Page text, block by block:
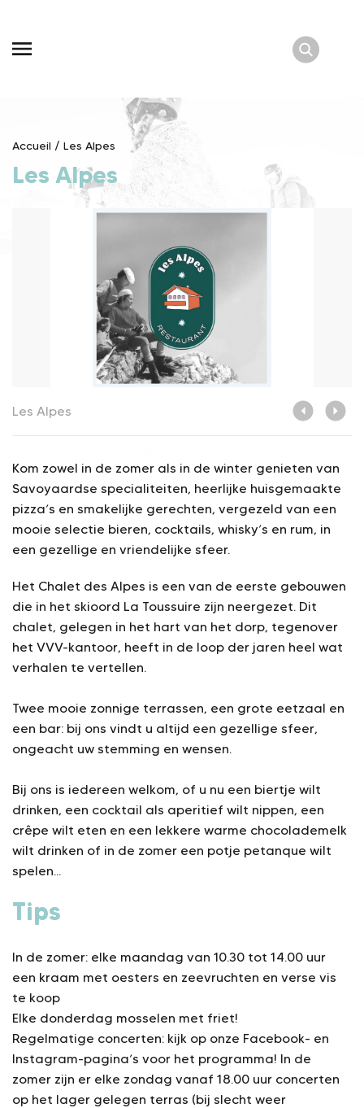
content
Accueil / Les Alpes
Les Alpes
Les Alpes
Kom zowel in de zomer als in de winter genieten van
Savoyaardse specialiteiten, heerlijke huisgemaakte
pizza’s en smakelijke gerechten, vergezeld van een
mooie selectie bieren, cocktails, whisky’s en rum, in
een gezellige en vriendelijke sfeer.
Het Chalet des Alpes is een van de eerste gebouwen
die in het skioord La Toussuire zijn neergezet. Dit
chalet, gelegen in het hart van het dorp, tegenover
het VVV-kantoor, heeft in de loop der jaren heel wat
verhalen te vertellen.
Twee mooie zonnige terrassen, een grote eetzaal en
een bar: bij ons vindt u altijd een gezellige sfeer,
ongeacht uw stemming en wensen.
Bij ons is iedereen welkom, of u nu een biertje wilt
drinken, een cocktail als aperitief wilt nippen, een
crêpe wilt eten en een lekkere warme chocolademelk
wilt drinken of in de zomer een potje petanque wilt
spelen...
Tips
In de zomer: elke maandag van 10.30 tot 14.00 uur
een kraam met oesters en zeevruchten en verse vis
te koop
Elke donderdag mosselen met friet!
Regelmatige concerten: kijk op onze Facebook- en
Instagram-pagina’s voor het programma! In de
zomer zijn er elke zondag vanaf 18.00 uur concerten
op het lager gelegen terras (bij slecht weer